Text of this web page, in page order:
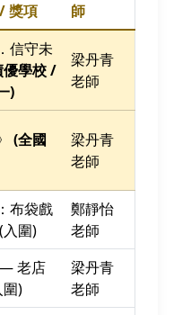
獎項
師
信守未
優學校 /
)
梁丹青
老師
(全國
梁丹青
老師
布袋戲
入圍)
鄭靜怡
老師
老店
圍)
梁丹青
老師